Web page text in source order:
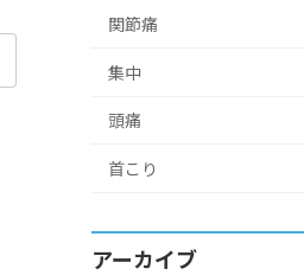
関節痛
集中
頭痛
首こり
アーカイブ